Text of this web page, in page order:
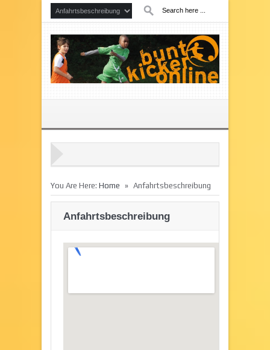
You Are Here: Home » Anfahrtsbeschreibung
Anfahrtsbeschreibung